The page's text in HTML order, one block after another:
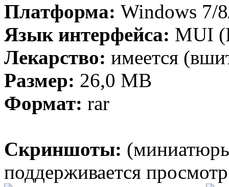
Платформа: Windows 7/
Язык интерфейса: MUI
Лекарство: имеется
Размер: 26,0 MB
Формат: rar
Скриншоты:
поддерживается